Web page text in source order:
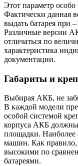
Этот параметр
Фактически данная
выдать батарея при
Различные версии
отличаться по
характеристика
документации.
Габариты и
Выбирая АКБ, не
В каждой модели
особой системой
корпуса АКБ должны
площадки. Наиболее
машин. Как правило,
высокими по
батареями.